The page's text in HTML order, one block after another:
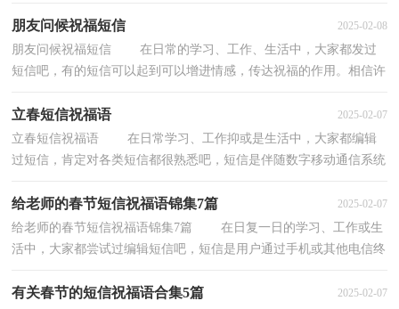
朋友问候祝福短信 2025-02-08
朋友问候祝福短信 在日常的学习、工作、生活中，大家都发过
短信吧，有的短信可以起到可以增进情感，传达祝福的作用。相信许
立春短信祝福语 2025-02-07
立春短信祝福语 在日常学习、工作抑或是生活中，大家都编辑
过短信，肯定对各类短信都很熟悉吧，短信是伴随数字移动通信系统
给老师的春节短信祝福语锦集7篇 2025-02-07
给老师的春节短信祝福语锦集7篇 在日复一日的学习、工作或生
活中，大家都尝试过编辑短信吧，短信是用户通过手机或其他电信终
有关春节的短信祝福语合集5篇 2025-02-07